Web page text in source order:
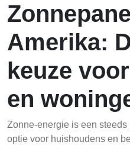
Amerika:
keuze
en
Zonne-energie is een
optie voor huishoudens en